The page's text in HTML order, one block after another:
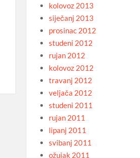
kolovoz 2013
siječanj 2013
prosinac 2012
studeni 2012
rujan 2012
kolovoz 2012
travanj 2012
veljača 2012
studeni 2011
rujan 2011
lipanj 2011
svibanj 2011
ožujak 2011